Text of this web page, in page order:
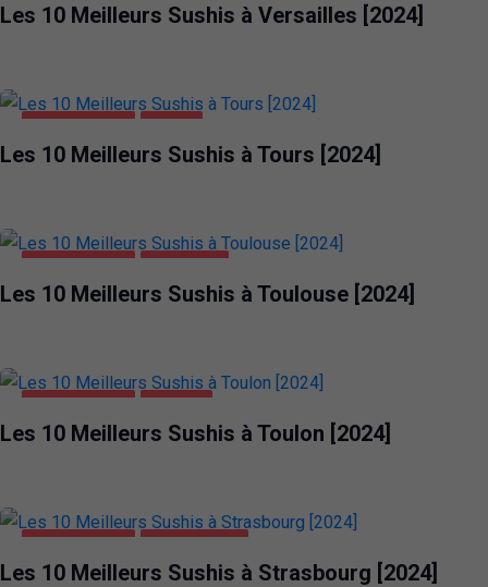
Les 10 Meilleurs Sushis à Versailles [2024]
ALIMENTATION TOURS
Les 10 Meilleurs Sushis à Tours [2024]
ALIMENTATION TOULOUSE
Les 10 Meilleurs Sushis à Toulouse [2024]
ALIMENTATION TOULON
Les 10 Meilleurs Sushis à Toulon [2024]
ALIMENTATION STRASBOURG
Les 10 Meilleurs Sushis à Strasbourg [2024]